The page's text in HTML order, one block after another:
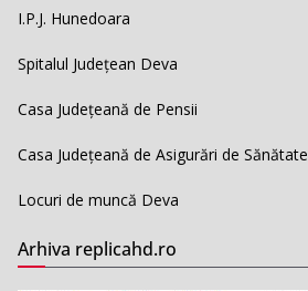
I.P.J. Hunedoara
Spitalul Județean Deva
Casa Județeană de Pensii
Casa Județeană de Asigurări de Sănătate
Locuri de muncă Deva
Arhiva replicahd.ro